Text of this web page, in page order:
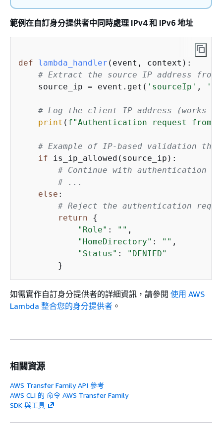
範例在自訂身分提供者中同時處理 IPv4 和 IPv6 地址
def lambda_handler ( event, context ):
# Extract the source IP address from
    source_ip = event.get(
'sourceIp' , ''
# Log the client IP address (works
print ( f"Authentication request from:
# Example of IP-based validation
if is_ip_allowed(source_ip):
# Continue with authentication
# ...
else :
# Reject the authentication
return
{
"Role" : "" ,
"HomeDirectory" : "" ,
"Status" :
"DENIED"
如需實作自訂身分提供者的詳細資訊，請參閱 使用 AWS
Lambda 整合您的身分提供者 。
相關資源
AWS Transfer Family API 參考
AWS CLI 的 命令 AWS Transfer Family
SDK 與工具